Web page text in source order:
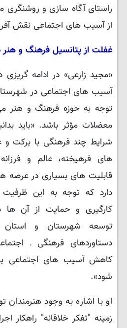
راستای آگاه سازی و روشنگری
از آسیب ‌های اجتماعی نقش
غفلت از پتانسیل فرهنگ و هنر
«مجید زارعی» در ادامه
آسیب های اجتماعی در
توجه به حوزه فرهنگ و هنر
معضلات مؤثر باشد. «باید
شرایط چند فرهنگی با
‌های فرهیخته، عالم و
قابلیت ‌های بسیاری در عرصه‌
دارد که توجه به این
کارگیری و حمایت از آن ‌ها
توسعه شهرستان و
دستاوردهای فرهنگی ـ
کاهش آسیب های اجتماعی
‌شود».
او با اشاره به وجود هنرمندان
زمینه "تفکر خلاقانه" راهکار